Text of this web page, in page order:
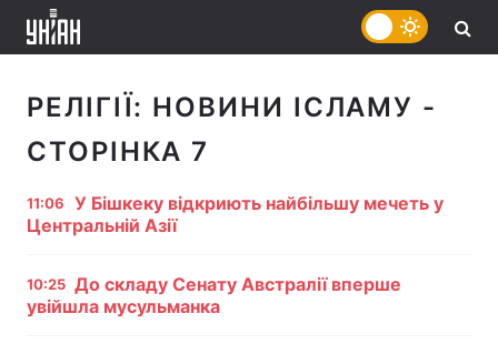
РЕЛІГІЇ: НОВИНИ ІСЛАМУ -
СТОРІНКА 7
11:06
У Бішкеку відкриють найбільшу мечеть у
Центральній Азії
10:25 До складу Сенату Австралії вперше
увійшла мусульманка